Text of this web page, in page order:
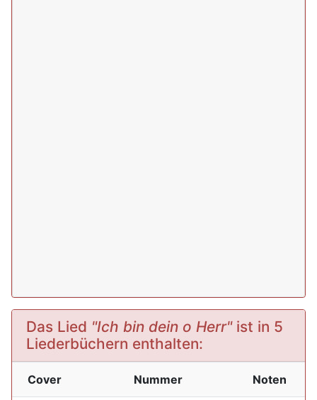
Das Lied "Ich bin dein o Herr"ist in 5
Liederbüchern enthalten:
Cover Nummer Noten